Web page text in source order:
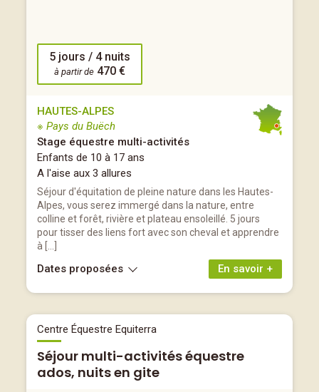
5 jours / 4 nuits
à partir de 470 €
HAUTES-ALPES
※ Pays du Buëch
Stage équestre multi-activités
Enfants de 10 à 17 ans
A l'aise aux 3 allures
Séjour d'équitation de pleine nature dans les Hautes-
Alpes, vous serez immergé dans la nature, entre
colline et forêt, rivière et plateau ensoleillé. 5 jours
pour tisser des liens fort avec son cheval et apprendre
à […]
En savoir +
Dates proposées
Centre Équestre Equiterra
Séjour multi-activités équestre
ados, nuits en gite